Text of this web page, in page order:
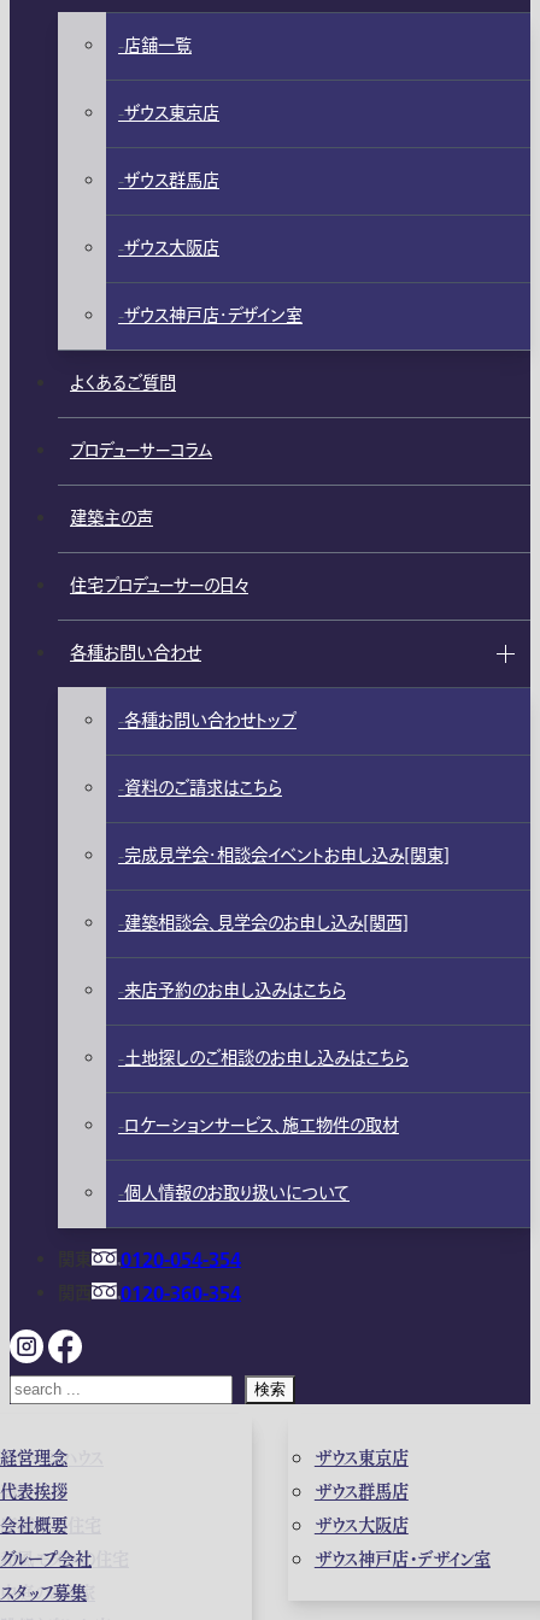
ガレージハウス
高級住宅
店舗併用住宅
和風モダンの住宅
中庭のある家
経営理念
代表挨拶
会社概要
グループ会社
スタッフ募集
ザウス東京店
ザウス群馬店
ザウス大阪店
ザウス神戸店・デザイン室
店舗一覧
ザウス東京店
ザウス群馬店
ザウス大阪店
ザウス神戸店・デザイン室
よくあるご質問
プロデューサーコラム
建築主の声
住宅プロデューサーの日々
各種お問い合わせ
各種お問い合わせトップ
資料のご請求はこちら
完成見学会・相談会イベントお申し込み[関東]
建築相談会、見学会のお申し込み[関西]
来店予約のお申し込みはこちら
土地探しのご相談のお申し込みはこちら
ロケーションサービス、施工物件の取材
個人情報のお取り扱いについて
0120-054-354
0120-360-354
検索